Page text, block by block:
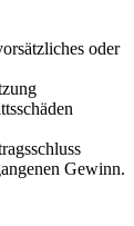
oder
Gewinn.